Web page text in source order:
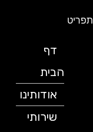
תפריט
דף
הבית
אודותינו
שירותי